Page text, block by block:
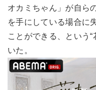
オカミちゃん」が自ら
を手にしている場合に
ことができる、という
いた。